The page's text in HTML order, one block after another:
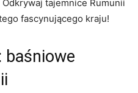
tajemnice Rumunii
fascynującego⁣ kraju!
baśniowe